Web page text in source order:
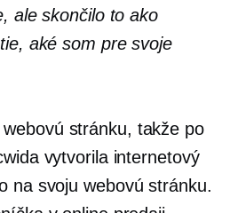
ale skončilo to ako
aké som pre svoje
stránku, takže po
vytvorila internetový
na svoju webovú stránku.